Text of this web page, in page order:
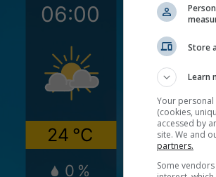
Store
Learn
Your
(cookies,
accessed by
site. We and
partners.
Some